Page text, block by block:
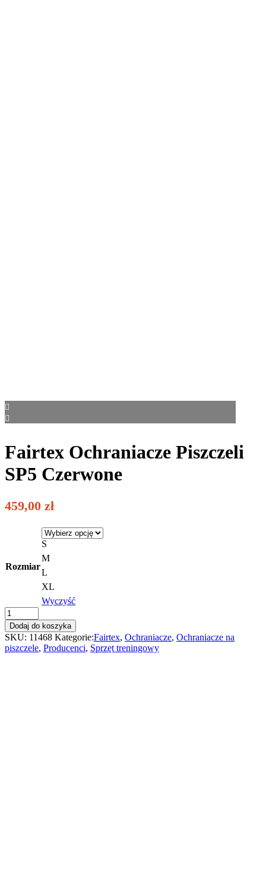
Fairtex Ochraniacze Piszczeli
SP5 Czerwone
459,00 zł
Rozmiar
S
M
L
XL
Wyczyść
Fairtex
Ochraniacze
Piszczeli
SP5
Czerwone
Dodaj do koszyka
SKU: 11468 Kategorie:Fairtex, Ochraniacze, Ochraniacze na
piszczele, Producenci, Sprzęt treningowy